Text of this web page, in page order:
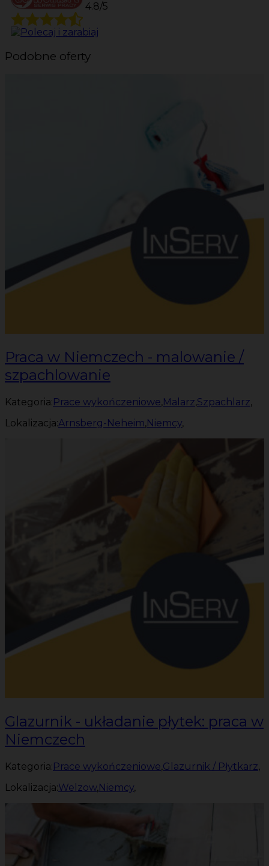
4.8/5
Podobne oferty
Praca w Niemczech - malowanie /
szpachlowanie
Kategoria: Prace wykończeniowe,Malarz,Szpachlarz,
Lokalizacja:Arnsberg-Neheim,Niemcy,
Glazurnik - układanie płytek: praca w
Niemczech
Kategoria:Prace wykończeniowe,Glazurnik / Płytkarz,
Lokalizacja:Welzow,Niemcy,